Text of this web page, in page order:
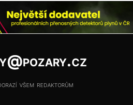
všem redaktorům